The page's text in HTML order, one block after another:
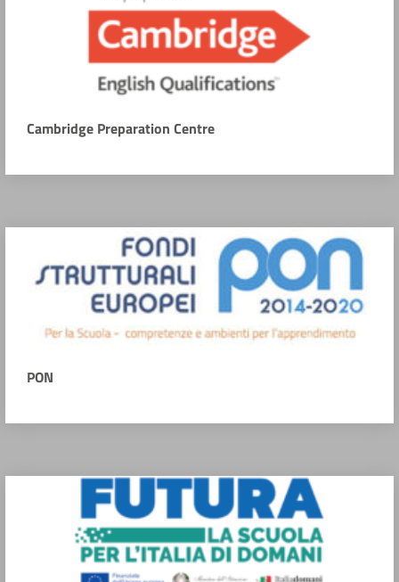
Cambridge Preparation Centre
PON